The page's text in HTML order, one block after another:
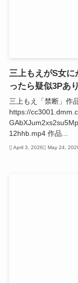
三上もえがS女
ったら疑似3Pあ
三上もえ「禁断」作
https://
12hhb.mp4 作品...
April 3, 2026 May 24,